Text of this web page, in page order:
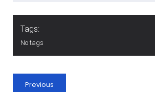
Tags:
No tags
Previous